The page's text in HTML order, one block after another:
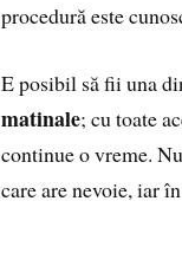
procedură este
E posibil să fii una
matinale; cu toate
continue o vreme.
care are nevoie, iar